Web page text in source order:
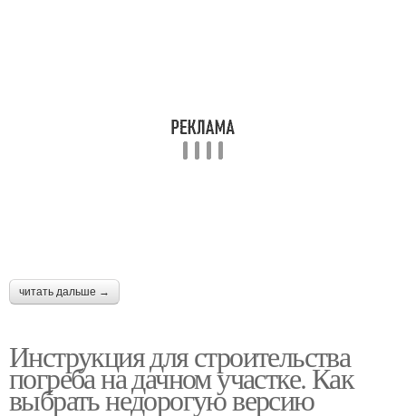
читать дальше →
Инструкция для строительства
погреба на дачном участке. Как
выбрать недорогую версию